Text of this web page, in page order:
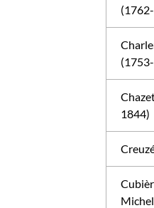
(1762-
1844)